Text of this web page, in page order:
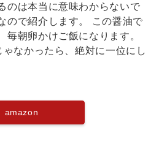
のは本当に意味わからないで
ので紹介します。 この醤油で
毎朝卵かけご飯になります。
なかったら、絶対に一位にし
amazon